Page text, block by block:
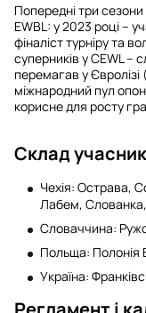
Попередні три
EWBL: у 2023 році –
фіналіст турніру та
суперників у CEWL –
перемагав у
міжнародний пул
корисне для росту
Склад
Чехія: Острава,
Лабем,
Словаччина:
Польща: Полонія
Україна: